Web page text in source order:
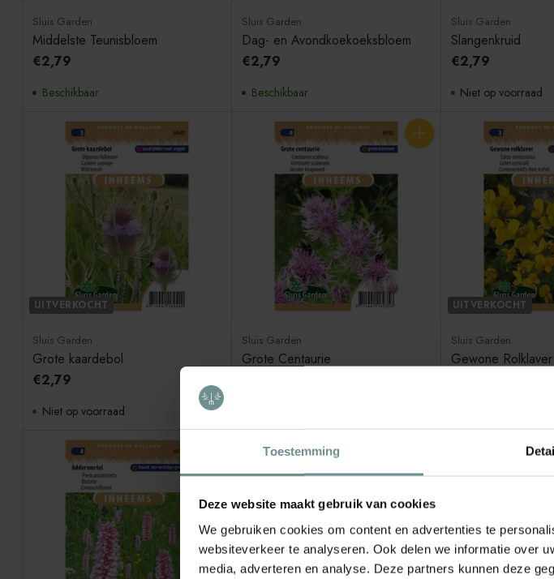
Toestemming
Deze website maakt gebruik van cookies
We gebruiken cookies om content en advertenties te
websiteverkeer te analyseren. Ook delen we informatie over
media, adverteren en analyse. Deze partners kunnen deze
Sluis Garden
Middelste Teunisbloem
€2,79
Beschikbaar
Sluis Garden
Dag- en Avondkoekoeksbloem
€2,79
Beschikbaar
Sluis Garden
Slangenkruid
€2,79
Niet op voorraad
UITVERKOCHT
Sluis Garden
Grote kaardebol
€2,79
Niet op voorraad
Aantal
Sluis Garden
Grote Centaurie
UITVERKOCHT
Sluis Garden
Gewone Rolklaver